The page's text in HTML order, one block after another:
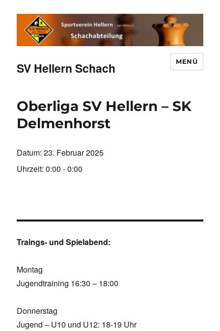
SV Hellern Schach MENÜ
Oberliga SV Hellern – SK
Delmenhorst
Datum:23. Februar 2025
Uhrzeit:0:00 - 0:00
Traings- und Spielabend:
Montag
Jugendtraining 16:30 – 18:00
Donnerstag
Jugend – U10 und U12: 18-19 Uhr